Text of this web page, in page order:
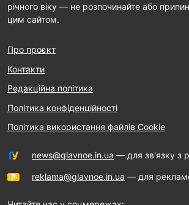
річного віку — не розпочинайте або
цим сайтом.
Про проєкт
Контакти
Редакційна політика
Політика конфіденційності
Політика використання файлів Cookie
news@glavnoe.in.ua — для зв'язку з
reklama@glavnoe.in.ua — для